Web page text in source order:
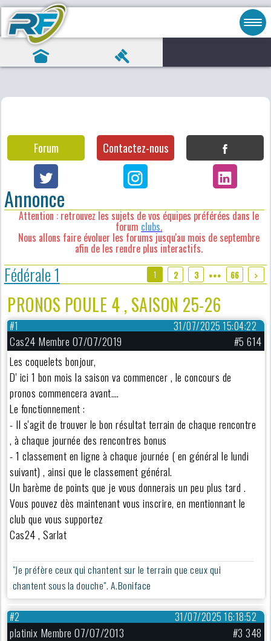
Forum Contactez-nous
Annonce
Attention : retrouvez les sujets de vos équipes préférées dans le
forum clubs.
Nous allons faire évoluer les forums jusqu'au mois de septembre
afin de les rendre plus interactifs.
Fédérale 1 1 2 3 ●●● 66
PRONOS POULE 4 , SAISON 25-26
31/07/2025 15:04:22
#1
Cas24 Membre 07/07/2019
#5 614
Les coquelets bonjour,
D' ici 1 bon mois la saison va commencer , le concours de
pronos commencera avant….
Le fonctionnement :
- Il s'agit de trouver le bon résultat terrain de chaque rencontre
, à chaque journée des rencontres bonus
- 1 classement en ligne à chaque journée ( en général le lundi
suivant) , ainsi que le classement général.
Un barème de points que je vous donnerais un peu plus tard .
Vous pouvez dès maintenant vous inscrire, en mentionnant le
club que vous supportez
Cas24 , Sarlat
"Je préfère ceux qui chantent sur le terrain que ceux qui
chantent sous la douche". A.Boniface
31/07/2025 16:18:52
#2
platinix Membre 07/07/2013 #3 348